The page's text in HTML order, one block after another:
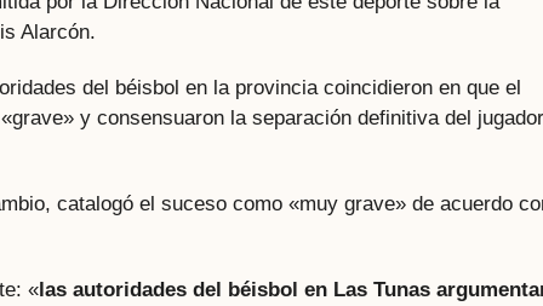
Alarcón.
del béisbol en la provincia coincidieron en que el
y consensuaron la separación definitiva del jugador
catalogó el suceso como «muy grave» de acuerdo
« las autoridades del béisbol en Las Tunas